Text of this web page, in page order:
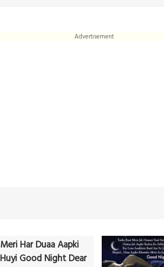
Advertisement
Meri Har Duaa Aapki
Huyi Good Night Dear